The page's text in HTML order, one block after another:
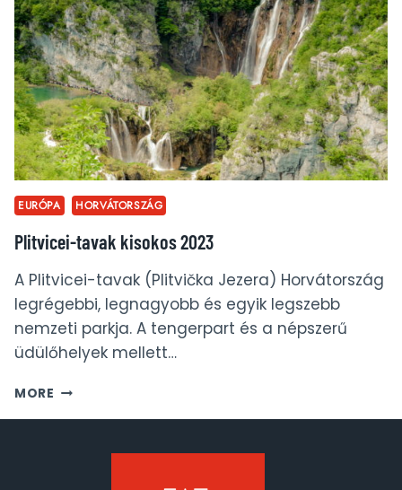
EURÓPA HORVÁTORSZÁG
Plitvicei-tavak kisokos 2023
A Plitvicei-tavak (Plitvička Jezera) Horvátország
legrégebbi, legnagyobb és egyik legszebb
nemzeti parkja. A tengerpart és a népszerű
üdülőhelyek mellett…
MORE PLITVICEI-